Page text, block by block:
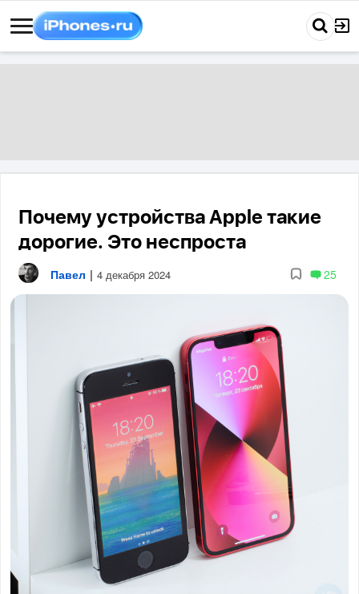
Почему устройства Apple такие
дорогие. Это неспроста
Павел | 4 декабря 2024 25